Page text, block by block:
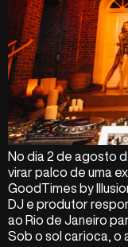
No dia 2 de agosto
virar palco de uma
GoodTimes by
DJ e produtor
ao Rio de Janeiro
Sob o sol carioca, o